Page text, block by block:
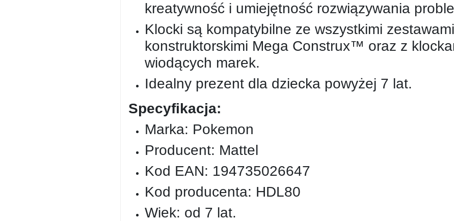
kreatywność i umiejętność rozwiązywania
Klocki są kompatybilne ze wszystkimi zestawami
konstruktorskimi Mega Construx™ oraz z
wiodących marek.
Idealny prezent dla dziecka powyżej 7 lat.
Specyfikacja:
Marka: Pokemon
Producent: Mattel
Kod EAN: 194735026647
Kod producenta: HDL80
Wiek: od 7 lat.